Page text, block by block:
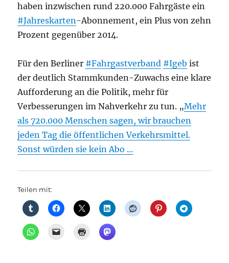
haben inzwischen rund 220.000 Fahrgäste ein
#Jahreskarten-Abonnement, ein Plus von zehn
Prozent gegenüber 2014.
Für den Berliner #Fahrgastverband #Igeb ist
der deutlich Stammkunden-Zuwachs eine klare
Aufforderung an die Politik, mehr für
Verbesserungen im Nahverkehr zu tun. „Mehr
als 720.000 Menschen sagen, wir brauchen
jeden Tag die öffentlichen Verkehrsmittel.
Sonst würden sie kein Abo …
Teilen mit: